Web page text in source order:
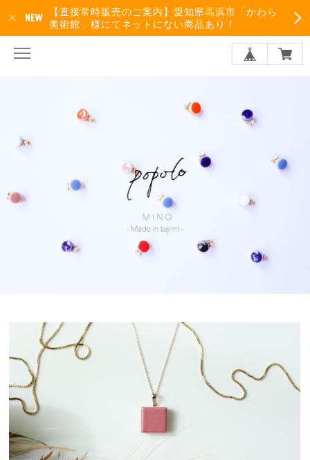
【直接常時販売のご案内】愛知県高浜市「かわら
美術館」様にてネットにない商品あり！